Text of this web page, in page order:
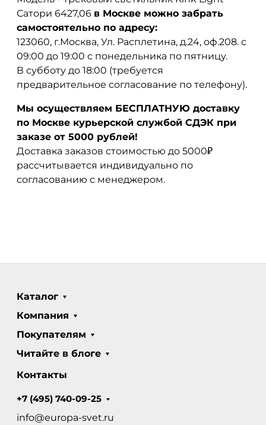
Сатори 6427,06 в Москве можно забрать
самостоятельно по адресу:
123060, г.Москва, Ул. Расплетина, д.24, оф.208. с
09:00 до 19:00 с понедельника по пятницу.
В субботу до 18:00 (требуется
предварительное согласование по телефону).
Мы осуществляем БЕСПЛАТНУЮ доставку
по Москве курьерской службой СДЭК при
заказе от 5000 рублей!
Доставка заказов стоимостью до 5000₽
рассчитывается индивидуально по
согласованию с менеджером.
Каталог
Компания
Покупателям
Читайте в блоге
Контакты
+7 (495) 740-09-25
info@europa-svet.ru